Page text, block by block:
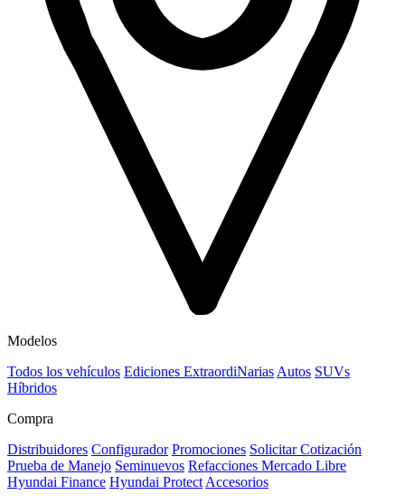
Modelos
Todos los vehículos Ediciones ExtraordiNarias Autos SUVs
Híbridos
Compra
Distribuidores Configurador Promociones Solicitar Cotización
Prueba de Manejo Seminuevos Refacciones Mercado Libre
Hyundai Finance Hyundai Protect Accesorios